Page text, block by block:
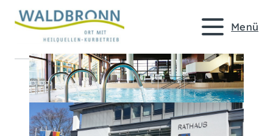
Menü